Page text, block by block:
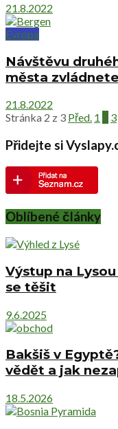
21.8.2022
Evropa
Návštěvu
města
21.8.2022
Stránka 2 z 3 Před. 1 2 3
Přidejte si
Oblíbené články
Výstup na
se těšit
9.6.2025
Bakšiš v
vědět a jak
18.5.2026